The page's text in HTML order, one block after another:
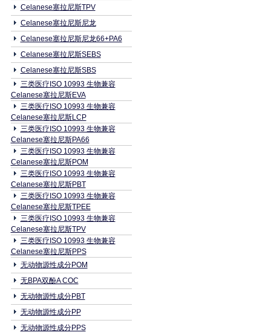
Celanese塞拉尼斯TPV
Celanese塞拉尼斯尼龙
Celanese塞拉尼斯尼龙66+PA6
Celanese塞拉尼斯SEBS
Celanese塞拉尼斯SBS
三类医疗ISO 10993 生物兼容
Celanese塞拉尼斯EVA
三类医疗ISO 10993 生物兼容
Celanese塞拉尼斯LCP
三类医疗ISO 10993 生物兼容
Celanese塞拉尼斯PA66
三类医疗ISO 10993 生物兼容
Celanese塞拉尼斯POM
三类医疗ISO 10993 生物兼容
Celanese塞拉尼斯PBT
三类医疗ISO 10993 生物兼容
Celanese塞拉尼斯TPEE
三类医疗ISO 10993 生物兼容
Celanese塞拉尼斯TPV
三类医疗ISO 10993 生物兼容
Celanese塞拉尼斯PPS
无动物源性成分POM
无BPA双酚A COC
无动物源性成分PBT
无动物源性成分PP
无动物源性成分PPS